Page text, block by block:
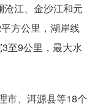
江、金沙江和元
方公里，湖岸线
至9公里，最大水
市、洱源县等18个